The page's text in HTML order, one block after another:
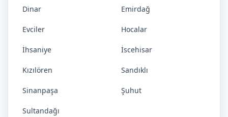
Dinar Emirdağ
Evciler Hocalar
İhsaniye İscehisar
Kızılören Sandıklı
Sinanpaşa Şuhut
Sultandağı